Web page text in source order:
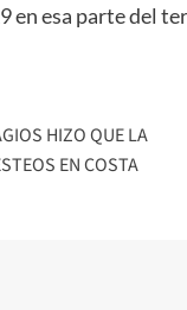
en esa parte del
HIZO QUE LA
EN COSTA